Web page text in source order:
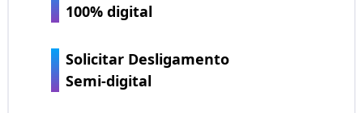
100% digital
Solicitar Desligamento
Semi-digital